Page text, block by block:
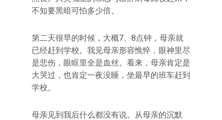
不知要黑暗可怕多少倍。
第二天很早的时候，大概7、8点钟，母亲就
已经赶到学校。我见母亲形容憔悴，眼神里尽
是悲伤，眼眶里全是血丝。看来，母亲肯定是
大哭过，也肯定一夜没睡，坐最早的班车赶到
学校。
母亲见到我后什么都没有说。从母亲的沉默